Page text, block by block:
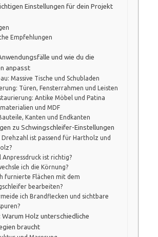
Einstellungen für dein Projekt
Empfehlungen
und wie du die
anpasst
Massive Tische und Schubladen
Türen, Fensterrahmen und Leisten
Antike Möbel und Patina
und MDF
Kanten und Endkanten
zu Schwingschleifer-Einstellungen
Drehzahl ist passend für Hartholz und
Anpressdruck ist richtig?
ich die Körnung?
furnierte Flächen mit dem
bearbeiten?
ich Brandflecken und sichtbare
Warum Holz unterschiedliche
braucht